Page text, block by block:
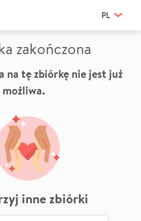
PL
zakończona
na tę zbiórkę nie jest już
możliwa.
inne zbiórki